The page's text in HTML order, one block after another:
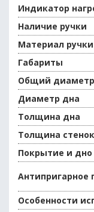
Индикатор
Наличие ручки
Материал ручки
Габариты
Общий диаметр
Диаметр дна
Толщина дна
Толщина стенок
Покрытие и дно
Антипригарное
Особенности